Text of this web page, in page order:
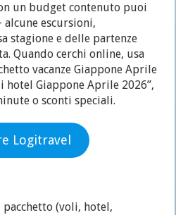
un budget contenuto puoi
escursioni,
stagione e delle partenze
Quando cerchi online, usa
vacanze Giappone Aprile
hotel Giappone Aprile 2026”,
o sconti speciali.
Logitravel
(voli, hotel,